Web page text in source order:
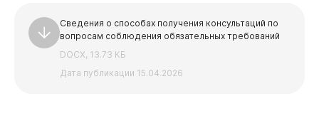
Сведения о способах получения консультаций по
вопросам соблюдения обязательных требований
DOCX, 13.73 КБ
Дата публикации 15.04.2026